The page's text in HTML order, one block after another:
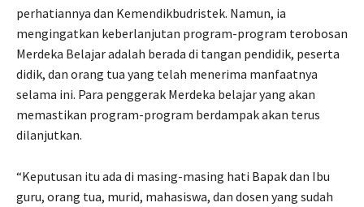
perhatiannya dan Kemendikbudristek. Namun, ia
mengingatkan keberlanjutan program-program terobosan
Merdeka Belajar adalah berada di tangan pendidik, peserta
didik, dan orang tua yang telah menerima manfaatnya
selama ini. Para penggerak Merdeka belajar yang akan
memastikan program-program berdampak akan terus
dilanjutkan.
“Keputusan itu ada di masing-masing hati Bapak dan Ibu
guru, orang tua, murid, mahasiswa, dan dosen yang sudah